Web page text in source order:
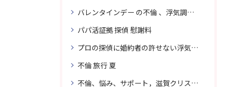
バレンタインデー の不倫 、浮気調査に強い探偵
パパ活証拠 探偵 慰謝料
プロの探偵に婚約者の許せない浮気、無料相談で解決
不倫 旅行 夏
不倫、悩み、サポート，滋賀クリスタル探偵